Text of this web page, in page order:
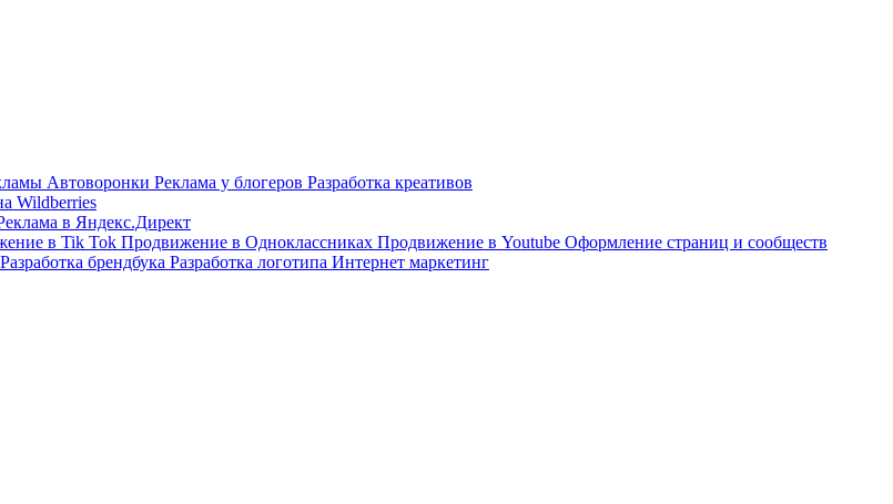
Автоворонки Реклама у блогеров Разработка креативов
Wildberries
в Яндекс.Директ
в Tik Tok Продвижение в Одноклассниках Продвижение в Youtube Оформление страниц и сообществ
Разработка брендбука Разработка логотипа Интернет маркетинг